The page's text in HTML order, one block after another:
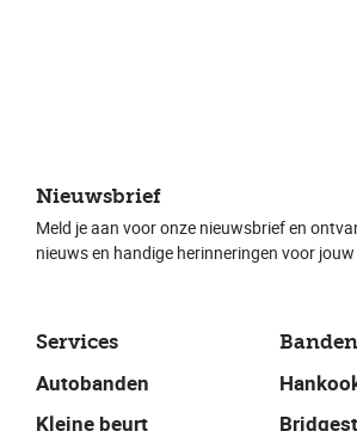
Services
Autobanden
Kleine beurt
Nieuwsbrief
Meld je aan voor onze nieuwsbrief en
nieuws en handige herinneringen voor